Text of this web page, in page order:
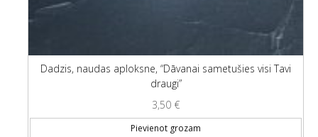
Dadzis, naudas aploksne, “Dāvanai sametušies visi Tavi
draugi”
3,50 €
Pievienot grozam